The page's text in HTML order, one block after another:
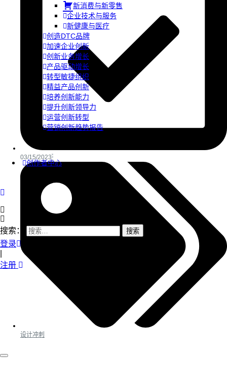
新消费与新零售
企业技术与服务
新健康与医疗
创造DTC品牌
加速企业创新
创新业务增长
产品驱动增长
转型敏捷组织
精益产品创新
培养创新能力
提升创新领导力
运营创新转型
营销创新趋势报告
创作者中心
搜索：
登录
注册
03/15/2023
设计冲刺